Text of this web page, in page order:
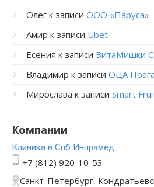
Олег к записи ООО «Паруса»
Амир к записи Ubet
Есения к записи ВитаМишки
Владимир к записи ОЦА Прага
Мирослава к записи Smart
Компании
Клиника в Спб Инпрамед
+7 (812) 920-10-53
Санкт-Петербург,